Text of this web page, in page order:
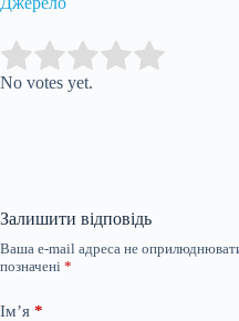
Rate this item:
No votes yet.
Залишити відповідь
Ваша e-mail адреса не
позначені *
Ім’я *